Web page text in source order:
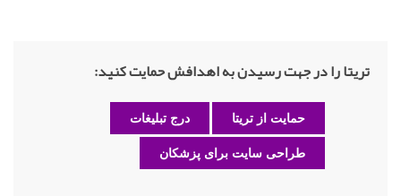
تریتا را در جهت رسیدن به اهدافش حمایت کنید:
حمایت از تریتا درج تبلیغات
طراحی سایت برای پزشکان